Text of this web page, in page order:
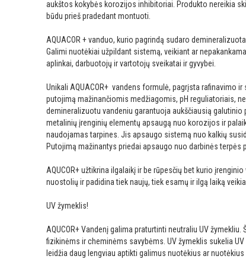
aukštos kokybės korozijos inhibitoriai. Produkto nereikia
būdu prieš pradedant montuoti.
AQUACOR + vanduo, kurio pagrindą sudaro
Galimi nuotėkiai užpildant sistemą, veikiant ar
aplinkai, darbuotojų ir vartotojų sveikatai ir gyvybei.
Unikali AQUACOR+ vandens formulė, pagrįsta rafinavimo
putojimą mažinančiomis medžiagomis, pH reguliatoriais,
demineralizuotu vandeniu garantuoja aukščiausią galutinio
metalinių įrenginių elementų apsaugą nuo korozijos ir
naudojamas tarpines. Jis apsaugo sistemą nuo kalkių
Putojimą mažinantys priedai apsaugo nuo darbinės
AQUCOR+ užtikrina ilgalaikį ir be rūpesčių bet kurio
nuostolių ir padidina tiek naujų, tiek esamų ir ilgą laiką
UV žymeklis!
AQUCOR+ Vandenį galima praturtinti neutraliu UV
fizikinėms ir cheminėms savybėms. UV žymeklis sukelia
leidžia daug lengviau aptikti galimus nuotėkius ar